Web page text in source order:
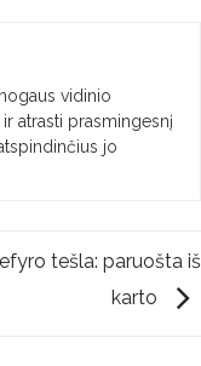
vidinio
atrasti prasmingesnį
jo
tešla: paruošta iš
karto